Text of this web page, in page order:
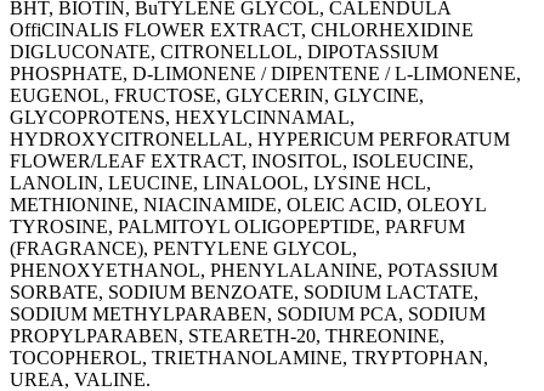
BHT, BIOTIN, BuTYLENE GLYCOL, CALENDULA
OffiCINALIS FLOWER EXTRACT, CHLORHEXIDINE
DIGLUCONATE, CITRONELLOL, DIPOTASSIUM
PHOSPHATE, D-LIMONENE / DIPENTENE / L-LIMONENE,
EUGENOL, FRUCTOSE, GLYCERIN, GLYCINE,
GLYCOPROTENS, HEXYLCINNAMAL,
HYDROXYCITRONELLAL, HYPERICUM PERFORATUM
FLOWER/LEAF EXTRACT, INOSITOL, ISOLEUCINE,
LANOLIN, LEUCINE, LINALOOL, LYSINE HCL,
METHIONINE, NIACINAMIDE, OLEIC ACID, OLEOYL
TYROSINE, PALMITOYL OLIGOPEPTIDE, PARFUM
(FRAGRANCE), PENTYLENE GLYCOL,
PHENOXYETHANOL, PHENYLALANINE, POTASSIUM
SORBATE, SODIUM BENZOATE, SODIUM LACTATE,
SODIUM METHYLPARABEN, SODIUM PCA, SODIUM
PROPYLPARABEN, STEARETH-20, THREONINE,
TOСOPHEROL, TRIETHANOLAMINE, TRYPTOPHAN,
UREA, VALINE.